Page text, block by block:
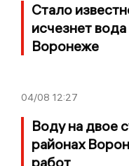
Стало
исчезнет
Воронеже
04/08 12:27
Воду на двое
районах
работ